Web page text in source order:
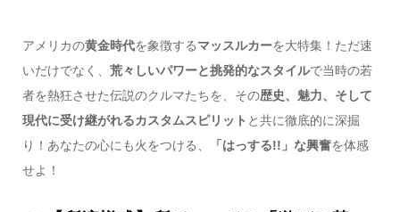
アメリカの黄金時代を象徴するマッスルカーを大特集！ただ速
いだけでなく、 荒々しいパワーと挑発的なスタイルで当時の若
者を熱狂させた伝説のクルマたちを、その歴史、魅力、そして
現代に受け継がれるカスタムスピリット と共に徹底的に深掘
り！あなたの心にも火をつける、
「はっする!!」な興奮を体感
せよ！